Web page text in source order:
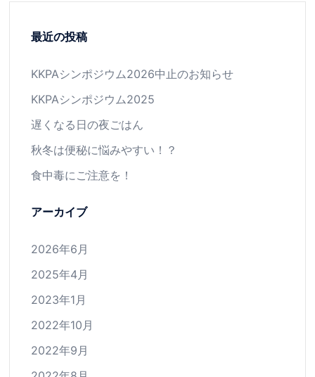
最近の投稿
KKPAシンポジウム2026中止のお知らせ
KKPAシンポジウム2025
遅くなる日の夜ごはん
秋冬は便秘に悩みやすい！？
食中毒にご注意を！
アーカイブ
2026年6月
2025年4月
2023年1月
2022年10月
2022年9月